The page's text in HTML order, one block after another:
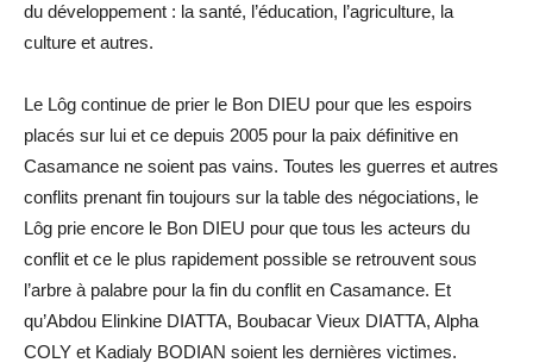
du développement : la santé, l’éducation, l’agriculture, la
culture et autres.
Le Lôg continue de prier le Bon DIEU pour que les espoirs
placés sur lui et ce depuis 2005 pour la paix définitive en
Casamance ne soient pas vains. Toutes les guerres et autres
conflits prenant fin toujours sur la table des négociations, le
Lôg prie encore le Bon DIEU pour que tous les acteurs du
conflit et ce le plus rapidement possible se retrouvent sous
l’arbre à palabre pour la fin du conflit en Casamance. Et
qu’Abdou Elinkine DIATTA, Boubacar Vieux DIATTA, Alpha
COLY et Kadialy BODIAN soient les dernières victimes.